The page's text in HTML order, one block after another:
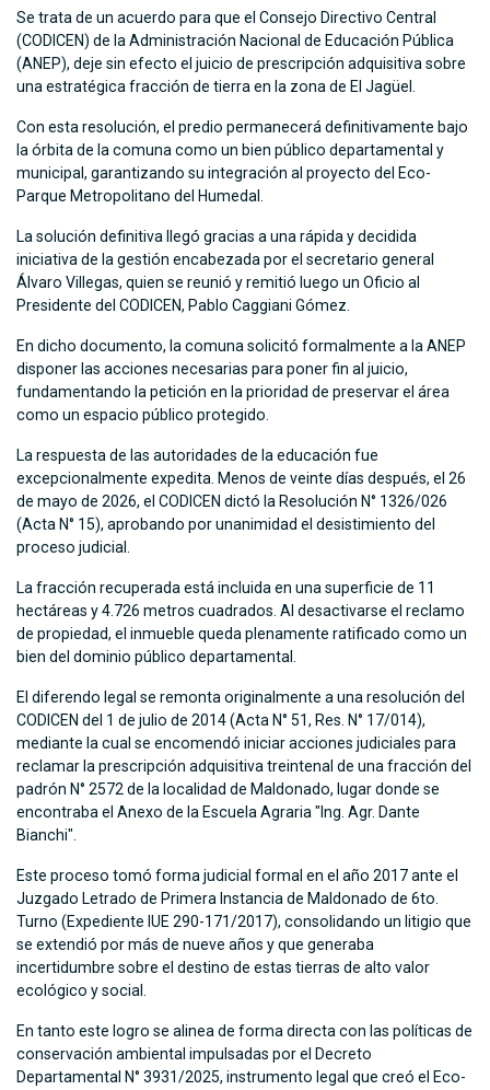
Se trata de un acuerdo para que el Consejo Directivo Central
(CODICEN) de la Administración Nacional de Educación Pública
(ANEP), deje sin efecto el juicio de prescripción adquisitiva sobre
una estratégica fracción de tierra en la zona de El Jagüel.
Con esta resolución, el predio permanecerá definitivamente bajo
la órbita de la comuna como un bien público departamental y
municipal, garantizando su integración al proyecto del Eco-
Parque Metropolitano del Humedal.
La solución definitiva llegó gracias a una rápida y decidida
iniciativa de la gestión encabezada por el secretario general
Álvaro Villegas, quien se reunió y remitió luego un Oficio al
Presidente del CODICEN, Pablo Caggiani Gómez.
En dicho documento, la comuna solicitó formalmente a la ANEP
disponer las acciones necesarias para poner fin al juicio,
fundamentando la petición en la prioridad de preservar el área
como un espacio público protegido.
La respuesta de las autoridades de la educación fue
excepcionalmente expedita. Menos de veinte días después, el 26
de mayo de 2026, el CODICEN dictó la Resolución N° 1326/026
(Acta N° 15), aprobando por unanimidad el desistimiento del
proceso judicial.
La fracción recuperada está incluida en una superficie de 11
hectáreas y 4.726 metros cuadrados. Al desactivarse el reclamo
de propiedad, el inmueble queda plenamente ratificado como un
bien del dominio público departamental.
El diferendo legal se remonta originalmente a una resolución del
CODICEN del 1 de julio de 2014 (Acta N° 51, Res. N° 17/014),
mediante la cual se encomendó iniciar acciones judiciales para
reclamar la prescripción adquisitiva treintenal de una fracción del
padrón N° 2572 de la localidad de Maldonado, lugar donde se
encontraba el Anexo de la Escuela Agraria "Ing. Agr. Dante
Bianchi".
Este proceso tomó forma judicial formal en el año 2017 ante el
Juzgado Letrado de Primera Instancia de Maldonado de 6to.
Turno (Expediente IUE 290-171/2017), consolidando un litigio que
se extendió por más de nueve años y que generaba
incertidumbre sobre el destino de estas tierras de alto valor
ecológico y social.
En tanto este logro se alinea de forma directa con las políticas de
conservación ambiental impulsadas por el Decreto
Departamental N° 3931/2025, instrumento legal que creó el Eco-